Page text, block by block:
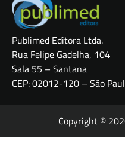
Publimed Editora Ltda.
Rua Felipe Gadelha, 104
Sala 55 – Santana
CEP: 02012-120 – São
Copyright ©